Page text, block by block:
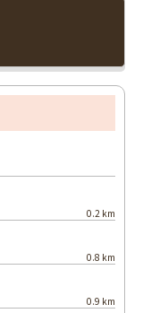
0.2 km
0.8 km
0.9 km